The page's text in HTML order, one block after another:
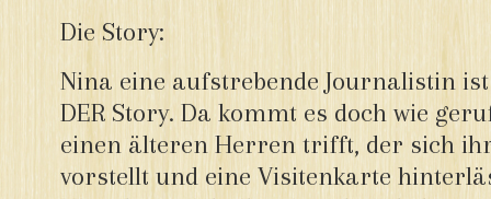
Die Story:
Nina eine aufstrebende Journalistin
DER Story. Da kommt es doch wie
einen älteren Herren trifft, der sich
vorstellt und eine Visitenkarte